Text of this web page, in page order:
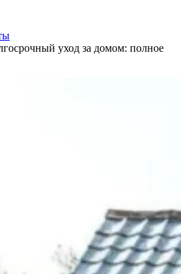
уход за домом: полное